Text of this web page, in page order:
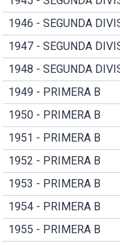
1946 - SEGUNDA
1947 - SEGUNDA
1948 - SEGUNDA
1949 - PRIMERA B
1950 - PRIMERA B
1951 - PRIMERA B
1952 - PRIMERA B
1953 - PRIMERA B
1954 - PRIMERA B
1955 - PRIMERA B